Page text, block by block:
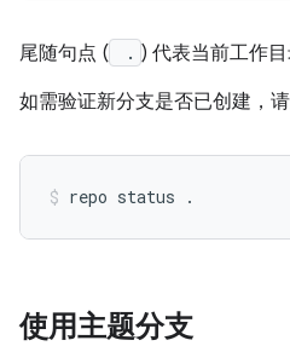
尾随句点 ( . ) 代表当前工作目
如需验证新分支是否已创建，
使用主题分支